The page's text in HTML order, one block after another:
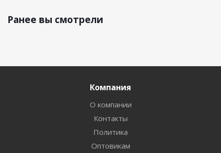
Ранее вы смотрели
Компания
О компании
Контакты
Политика
Оптовикам